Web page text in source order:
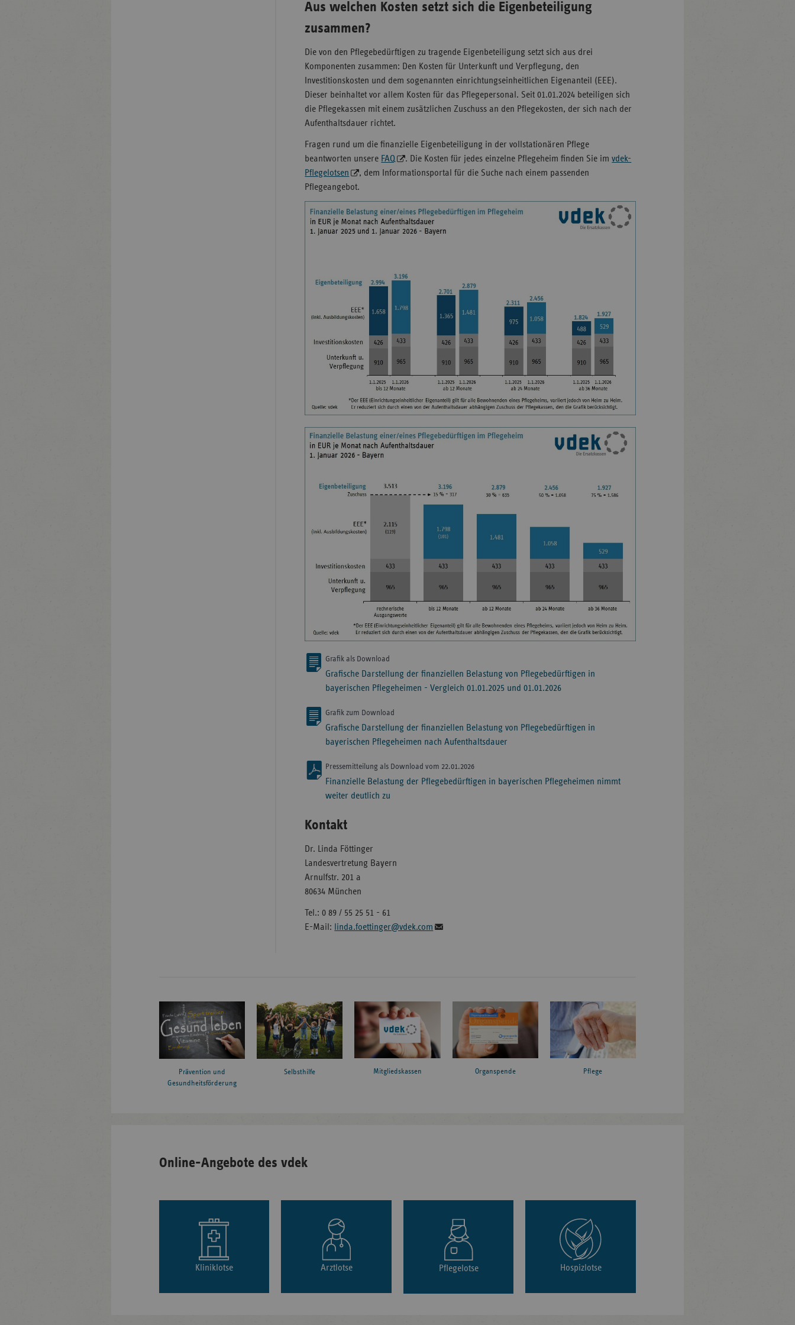
Aus welchen Kosten setzt sich die Eigenbeteiligung
zusammen?
Die von den Pflegebedürftigen zu tragende Eigenbeteiligung setzt sich aus drei
Komponenten zusammen: Den Kosten für Unterkunft und Verpflegung, den
Investitionskosten und dem sogenannten einrichtungseinheitlichen Eigenanteil (EEE).
Dieser beinhaltet vor allem Kosten für das Pflegepersonal. Seit 01.01.2024 beteiligen sich
die Pflegekassen mit einem zusätzlichen Zuschuss an den Pflegekosten, der sich nach der
Aufenthaltsdauer richtet.
Fragen rund um die finanzielle Eigenbeteiligung in der vollstationären Pflege
beantworten unsere FAQ . Die Kosten für jedes einzelne Pflegeheim finden Sie imvdek-
Pflegelotsen
, dem Informationsportal für die Suche nach einem passenden
Pflegeangebot.
Grafik als Download
Grafische Darstellung der finanziellen Belastung von Pflegebedürftigen in
bayerischen Pflegeheimen - Vergleich 01.01.2025 und 01.01.2026
Grafik zum Download
Grafische Darstellung der finanziellen Belastung von Pflegebedürftigen in
bayerischen Pflegeheimen nach Aufenthaltsdauer
Pressemitteilung als Download vom 22.01.2026
Finanzielle Belastung der Pflegebedürftigen in bayerischen Pflegeheimen nimmt
weiter deutlich zu
Kontakt
Dr. Linda Föttinger
Landesvertretung Bayern
Arnulfstr. 201 a
80634 München
Tel.: 0 89 / 55 25 51 - 61
E-Mail:
linda.foettinger@vdek.com
Prävention und
Gesundheitsförderung
Selbsthilfe Mitgliedskassen Organspende Pflege
Online-Angebote des vdek
Kliniklotse Arztlotse Pflegelotse Hospizlotse